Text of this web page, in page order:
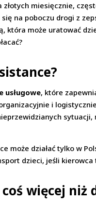
miesięcznie,
na poboczu drogi z
która może uratować
usługowe, które
i
może działać tylko w
dzieci, jeśli
więcej niż